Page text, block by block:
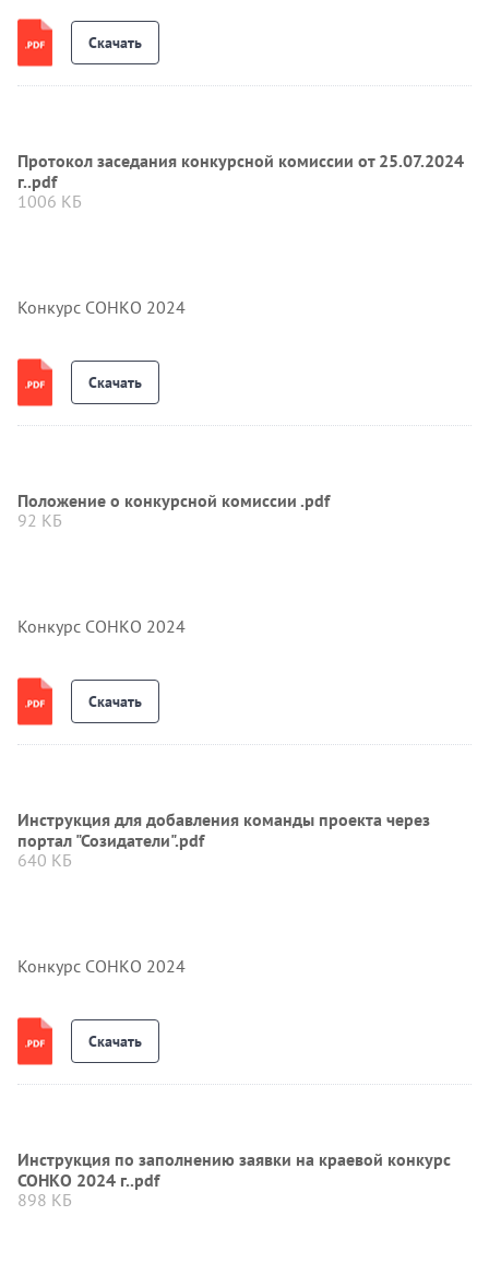
Скачать
Протокол заседания конкурсной комиссии от 25.07.2024
г..pdf
1006 КБ
Конкурс СОНКО 2024
Скачать
Положение о конкурсной комиссии .pdf
92 КБ
Конкурс СОНКО 2024
Скачать
Инструкция для добавления команды проекта через
портал "Созидатели".pdf
640 КБ
Конкурс СОНКО 2024
Скачать
Инструкция по заполнению заявки на краевой конкурс
СОНКО 2024 г..pdf
898 КБ